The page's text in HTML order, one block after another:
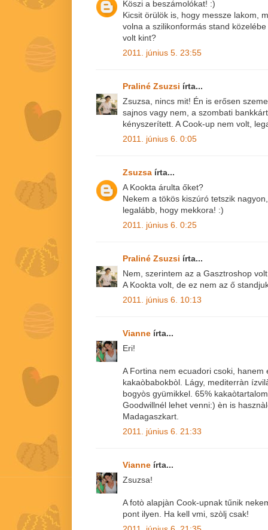
Köszi a beszámolókat! :)
Kicsit örülök is, hogy messze lakom,
volna a szilikonformás stand
volt kint?
2011. június 5. 23:55
Praliné Zsuzsi írta...
Zsuzsa, nincs mit! Én is erősen
sajnos vagy nem, a szombati
kényszerített. A Cook-up nem volt,
2011. június 6. 0:05
Zsuzsa írta...
A Kookta árulta őket?
Nekem a tökös kiszúró tetszik
legalább, hogy mekkora! :)
2011. június 6. 0:25
Praliné Zsuzsi írta...
Nem, szerintem az a Gasztroshop
A Kookta volt, de ez nem az ő
2011. június 6. 10:13
Vianne írta...
Eri!
A Fortina nem ecuadori csoki,
kakaòbabokbòl. Lágy, mediterràn
bogyòs gyümikkel. 65%
Goodwillnél lehet venni:) èn is
Madagaszkart.
2011. június 6. 21:33
Vianne írta...
Zsuzsa!
A fotò alapjàn Cook-upnak tűnik
pont ilyen. Ha kell vmi, szòlj csak!